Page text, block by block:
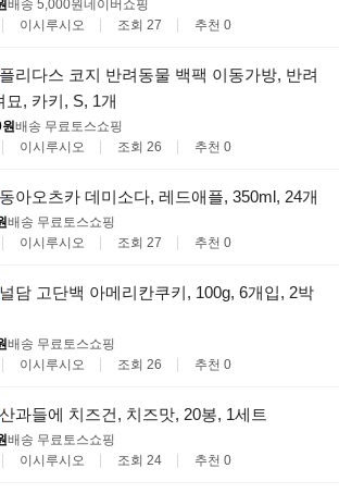
배송 5,000원네이버쇼핑
이시루시오 조회 27 추천 0
플리다스 코지 반려동물 백팩 이동가방, 반려
묘, 카키, S, 1개
배송 무료 토스쇼핑
이시루시오 조회 26 추천 0
동아오츠카 데미소다, 레드애플, 350ml, 24개
배송 무료 토스쇼핑
이시루시오 조회 27 추천 0
널담 고단백 아메리칸쿠키, 100g, 6개입, 2박
배송 무료 토스쇼핑
이시루시오 조회 26 추천 0
산과들에 치즈건, 치즈맛, 20봉, 1세트
배송 무료 토스쇼핑
이시루시오 조회 24 추천 0